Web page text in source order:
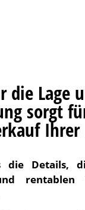
die Lage
sorgt
die Details,
rentablen